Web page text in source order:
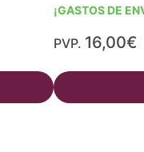
¡GASTOS DE
PVP. 16,00€